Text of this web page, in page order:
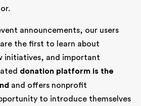
announcements, our users
the first to learn about
initiatives, and important
donation platform is the
and offers nonprofit
to introduce themselves